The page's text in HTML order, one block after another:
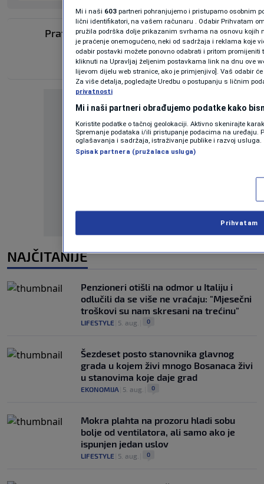
Pratite nas na društvenim mrežama
NAJČITANIJE
Penzioneri otišli na odmor u Italiju i
odlučili da se više ne vraćaju: "Mjesečni
troškovi su nam skresani na trećinu"
LIFESTYLE 5. aug. 0
Šezdeset posto stanovnika glavnog
grada u kojem živi mnogo Bosanaca živi
u stanovima koje daje grad
EKONOMIJA 5. aug. 0
Mokra plahta na prozoru hladi sobu
bolje od ventilatora, ali samo ako je
ispunjen jedan uslov
LIFESTYLE 5. aug. 0
Mi i naši 603 partneri pohranjujemo i pristupamo osobnim
lični identifikatori, na vašem računaru . Odabir Prihvatam
pružila podrška dolje prikazanim svrhama na osnovu kojih
je praćenje onemogućeno, neki od sadržaja i reklama koje
odabir postavki možete ponovno odabrati i pritom
kliknuti na Upravljaj željenim postavkama link na dnu ove
lijevom dijelu web stranice, ako je primjenjivo]. Vaš odabir
Za više detalja, pogledajte Uredbu o postupanju s ličnim
privatnosti
Mi i naši partneri obrađujemo podatke kako
Koristite podatke o tačnoj geolokaciji. Aktivno skenirajte
Spremanje podataka i/ili pristupanje podacima na uređaju.
oglašavanja i sadržaja, istraživanje publike i razvoj usluga.
Spisak partnera (pružalaca usluga)
Prihvatam